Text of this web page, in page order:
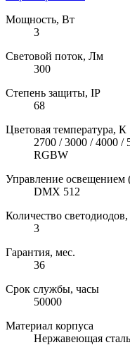
Мощность, Вт
3
Световой поток, Лм
300
Степень защиты, IP
68
Цветовая температура, К
2700 / 3000 / 4000 /
RGBW
Управление освещением
DMX 512
Количество
3
Гарантия, мес.
36
Срок службы, часы
50000
Материал корпуса
Нержавеющая сталь